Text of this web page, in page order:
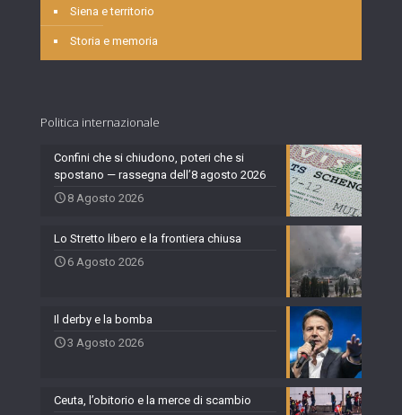
Siena e territorio
Storia e memoria
Politica internazionale
Confini che si chiudono, poteri che si
spostano — rassegna dell’8 agosto 2026
8 Agosto 2026
Lo Stretto libero e la frontiera chiusa
6 Agosto 2026
Il derby e la bomba
3 Agosto 2026
Ceuta, l’obitorio e la merce di scambio